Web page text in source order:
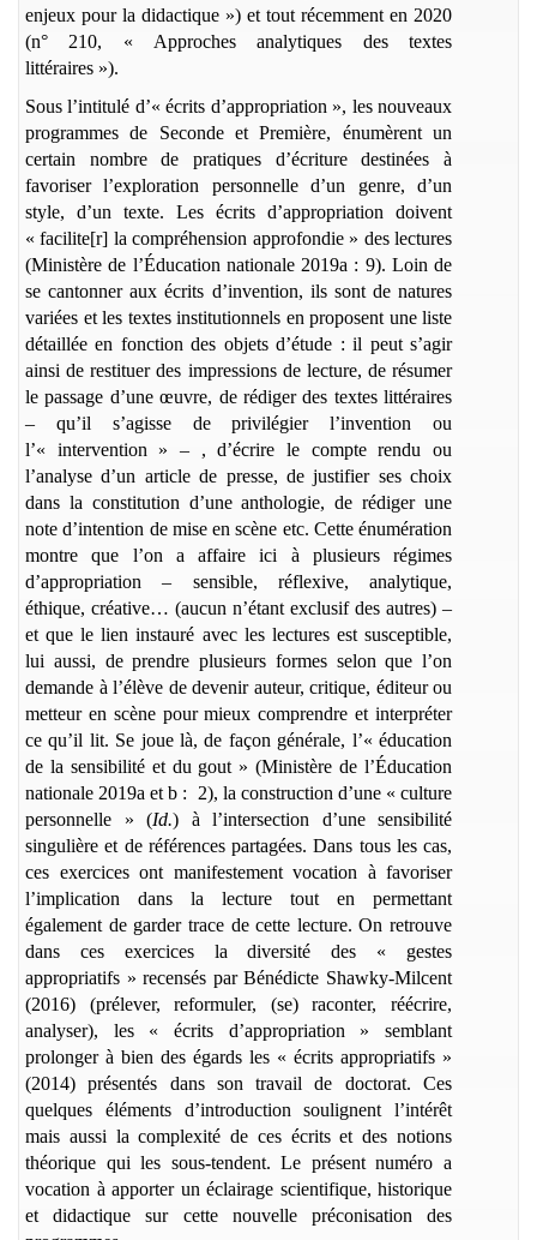
enjeux pour la didactique ») et tout récemment en 2020
(n° 210, « Approches analytiques des textes
littéraires »).
Sous l’intitulé d’« écrits d’appropriation », les nouveaux
programmes de Seconde et Première, énumèrent un
certain nombre de pratiques d’écriture destinées à
favoriser l’exploration personnelle d’un genre, d’un
style, d’un texte. Les écrits d’appropriation doivent
« facilite[r] la compréhension approfondie » des lectures
(Ministère de l’Éducation nationale 2019a : 9). Loin de
se cantonner aux écrits d’invention, ils sont de natures
variées et les textes institutionnels en proposent une liste
détaillée en fonction des objets d’étude : il peut s’agir
ainsi de restituer des impressions de lecture, de résumer
le passage d’une œuvre, de rédiger des textes littéraires
– qu’il s’agisse de privilégier l’invention ou
l’« intervention » – , d’écrire le compte rendu ou
l’analyse d’un article de presse, de justifier ses choix
dans la constitution d’une anthologie, de rédiger une
note d’intention de mise en scène etc. Cette énumération
montre que l’on a affaire ici à plusieurs régimes
d’appropriation – sensible, réflexive, analytique,
éthique, créative… (aucun n’étant exclusif des autres) –
et que le lien instauré avec les lectures est susceptible,
lui aussi, de prendre plusieurs formes selon que l’on
demande à l’élève de devenir auteur, critique, éditeur ou
metteur en scène pour mieux comprendre et interpréter
ce qu’il lit. Se joue là, de façon générale, l’« éducation
de la sensibilité et du gout » (Ministère de l’Éducation
nationale 2019a et b : 2), la construction d’une « culture
personnelle » (Id.) à l’intersection d’une sensibilité
singulière et de références partagées. Dans tous les cas,
ces exercices ont manifestement vocation à favoriser
l’implication dans la lecture tout en permettant
également de garder trace de cette lecture. On retrouve
dans ces exercices la diversité des « gestes
appropriatifs » recensés par Bénédicte Shawky-Milcent
(2016) (prélever, reformuler, (se) raconter, réécrire,
analyser), les « écrits d’appropriation » semblant
prolonger à bien des égards les « écrits appropriatifs »
(2014) présentés dans son travail de doctorat. Ces
quelques éléments d’introduction soulignent l’intérêt
mais aussi la complexité de ces écrits et des notions
théorique qui les sous-tendent. Le présent numéro a
vocation à apporter un éclairage scientifique, historique
et didactique sur cette nouvelle préconisation des